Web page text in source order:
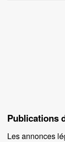
Publications
Les annonces